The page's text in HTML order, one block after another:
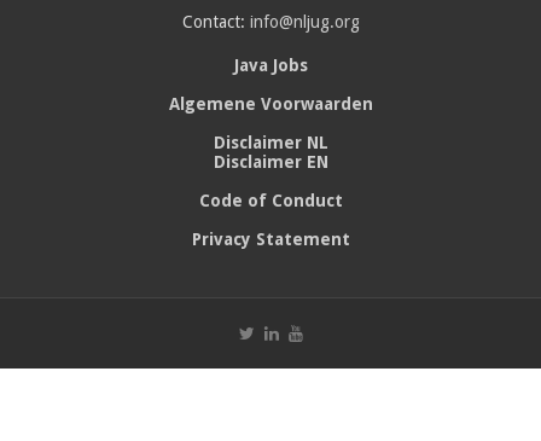
Contact: info@nljug.org
Java Jobs
Algemene Voorwaarden
Disclaimer NL
Disclaimer EN
Code of Conduct
Privacy Statement